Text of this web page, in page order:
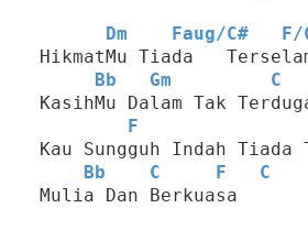
Dm Faug/C# F/
HikmatMu Tiada
Bb
Gm
C
KasihMu Dalam Tak
F
Kau Sungguh Indah Tiada
Bb
C F
C
Mulia Dan Berkuasa